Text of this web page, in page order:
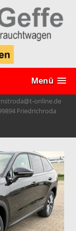
Menü
online.de
Friedrichroda